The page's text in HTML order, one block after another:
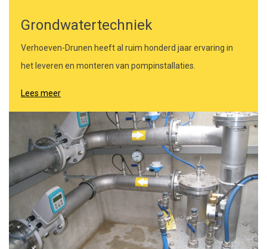
Grondwatertechniek
Verhoeven-Drunen heeft al ruim honderd jaar ervaring in
het leveren en monteren van pompinstallaties.
Lees meer